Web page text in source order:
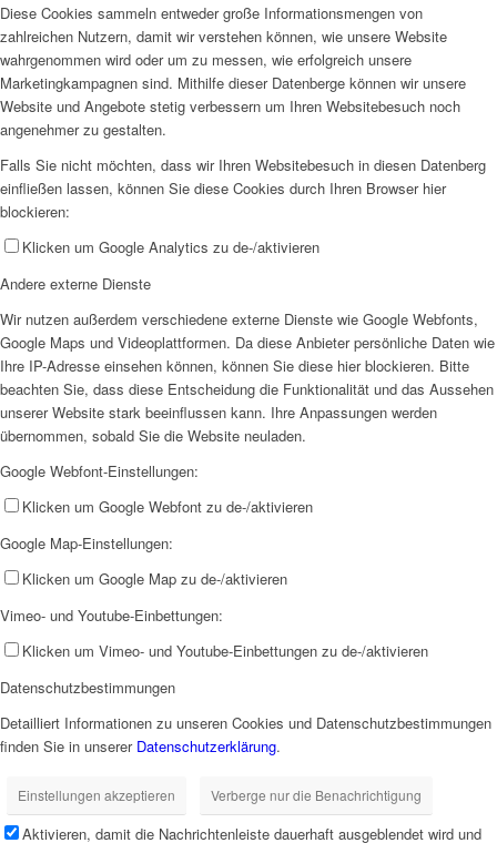
Diese Cookies sammeln entweder große Informationsmengen von
zahlreichen Nutzern, damit wir verstehen können, wie unsere Website
wahrgenommen wird oder um zu messen, wie erfolgreich unsere
Marketingkampagnen sind. Mithilfe dieser Datenberge können wir unsere
Website und Angebote stetig verbessern um Ihren Websitebesuch noch
angenehmer zu gestalten.
Falls Sie nicht möchten, dass wir Ihren Websitebesuch in diesen Datenberg
einfließen lassen, können Sie diese Cookies durch Ihren Browser hier
blockieren:
Klicken um Google Analytics zu de-/aktivieren
Andere externe Dienste
Wir nutzen außerdem verschiedene externe Dienste wie Google Webfonts,
Google Maps und Videoplattformen. Da diese Anbieter persönliche Daten wie
Ihre IP-Adresse einsehen können, können Sie diese hier blockieren. Bitte
beachten Sie, dass diese Entscheidung die Funktionalität und das Aussehen
unserer Website stark beeinflussen kann. Ihre Anpassungen werden
übernommen, sobald Sie die Website neuladen.
Google Webfont-Einstellungen:
Klicken um Google Webfont zu de-/aktivieren
Google Map-Einstellungen:
Klicken um Google Map zu de-/aktivieren
Vimeo- und Youtube-Einbettungen:
Klicken um Vimeo- und Youtube-Einbettungen zu de-/aktivieren
Datenschutzbestimmungen
Detailliert Informationen zu unseren Cookies und Datenschutzbestimmungen
finden Sie in unserer Datenschutzerklärung.
Einstellungen akzeptieren Verberge nur die Benachrichtigung
Aktivieren, damit die Nachrichtenleiste dauerhaft ausgeblendet wird und